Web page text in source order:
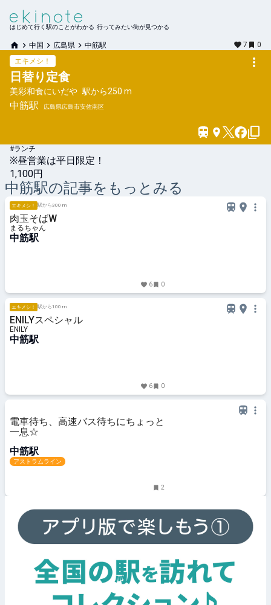
はじめて行く駅のことがわかる 行ってみたい街が見つかる
中国 広島県 中筋駅 7
0
エキメシ！
日替り定食
美彩和食にいだや 駅から250 m
中筋駅 広島県広島市安佐南区
#ランチ
※昼営業は平日限定！
1,100円
中筋駅の記事をもっとみる
エキメシ！ 駅から300 m
肉玉そばW
まるちゃん
中筋駅
6 0
エキメシ！ 駅から100 m
ENILYスペシャル
ENILY
中筋駅
6 0
電車待ち、高速バス待ちにちょっと
一息☆
中筋駅
アストラムライン
2